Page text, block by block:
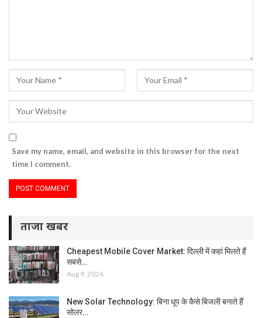
Save my name, email, and website in this browser for the next
time I comment.
ताजा खबर
Cheapest Mobile Cover Market: दिल्ली में कहां मिलते हैं
सबसे…
Aug 9, 2026
New Solar Technology: बिना धूप के कैसे बिजली बनाते हैं
सोलर…